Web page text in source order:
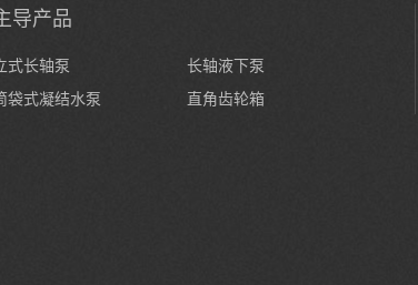
导产品
式长轴泵
长轴液下泵
袋式凝结水泵
直角齿轮箱